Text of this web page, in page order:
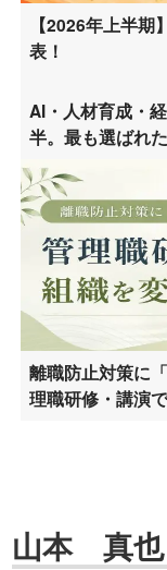
【2026年上半
表！
AI・人材育成・
半。最も選ばれ
離職防止対策に
理職研修・講演
山本 真也